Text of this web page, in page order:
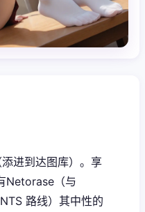
进到达图库）。享
Netorase（与
路线）其中性的